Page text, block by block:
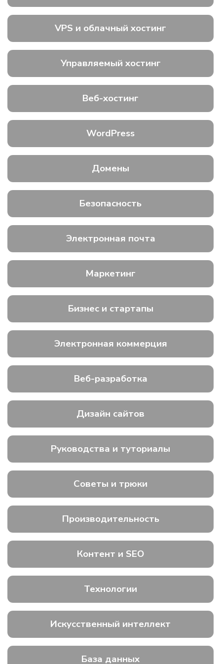
VPS и облачный хостинг
Управляемый хостинг
Веб-хостинг
WordPress
Домены
Безопасность
Электронная почта
Маркетинг
Бизнес и стартапы
Электронная коммерция
Веб-разработка
Дизайн сайтов
Руководства и туториалы
Советы и трюки
Производительность
Контент и SEO
Технологии
Искусственный интеллект
База данных